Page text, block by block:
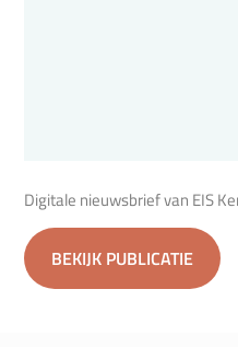
Digitale nieuwsbrief van EIS
BEKIJK PUBLICATIE